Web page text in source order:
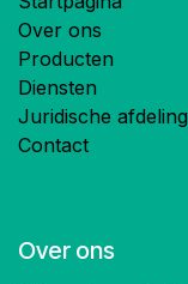
Over ons
Producten
Diensten
Juridische afdeling
Contact
Over ons